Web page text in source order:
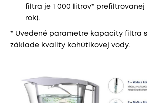
filtra je 1 000 litrov* prefiltrovanej
rok).
* Uvedené parametre kapacity filtra
základe kvality kohútikovej vody.